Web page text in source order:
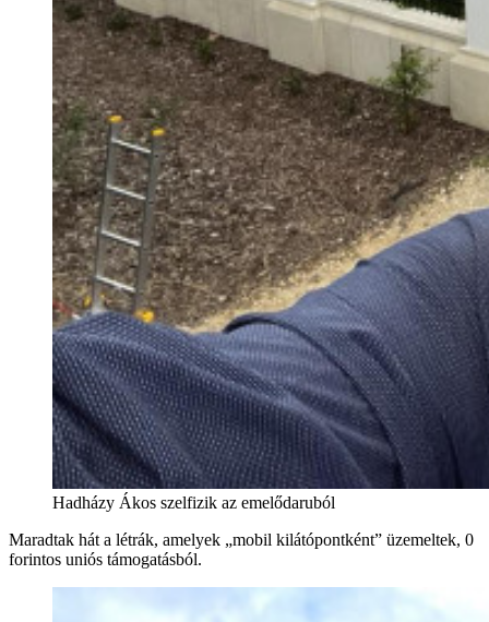
Hadházy Ákos szelfizik az emelődaruból
Maradtak hát a létrák, amelyek „mobil kilátópontként” üzemeltek, 0
forintos uniós támogatásból.